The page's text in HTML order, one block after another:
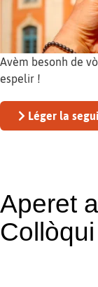
Avèm besonh de
espelir !
Léger la
Aperet